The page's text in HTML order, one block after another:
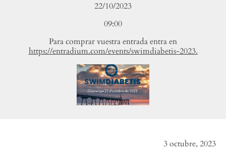
22/10/2023
09:00
Para comprar vuestra entrada entra en
https://entradium.com/events/swimdiabetis-2023.
3 octubre, 2023